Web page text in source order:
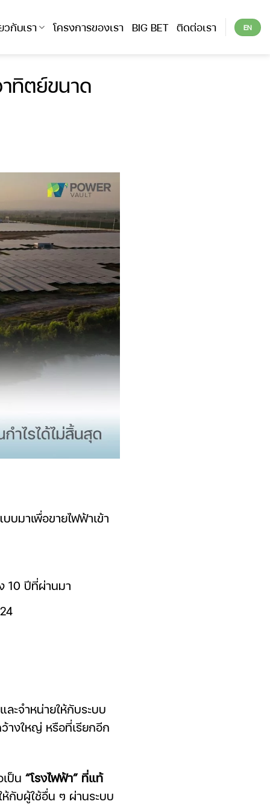
วกับเรา โครงการของเรา BIG BET ติดต่อเรา EN
ทิตย์ขนาด
มาเพื่อขายไฟฟ้าเข้า
10 ปีที่ผ่านมา
ะจำหน่ายให้กับระบบ
งใหญ่ หรือที่เรียกอีก
ป็น “โรงไฟฟ้า” ที่แท้
ห้กับผู้ใช้อื่น ๆ ผ่านระบบ